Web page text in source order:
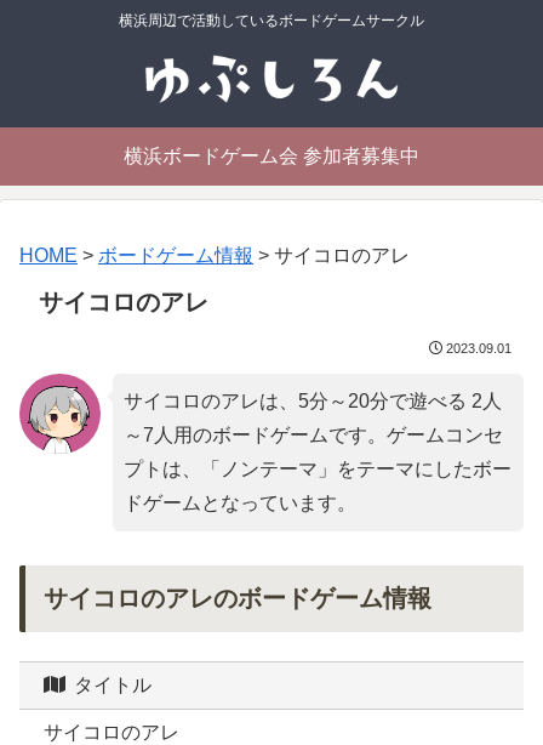
横浜周辺で活動しているボードゲームサークル
横浜ボードゲーム会 参加者募集中
HOME > ボードゲーム情報 > サイコロのアレ
サイコロのアレ
2023.09.01
サイコロのアレは、5分～20分で遊べる 2人
～7人用のボードゲームです。ゲームコンセ
プトは、「 ノンテーマ 」をテーマにしたボー
ドゲームとなっています。
サイコロのアレのボードゲーム情報
タイトル
サイコロのアレ